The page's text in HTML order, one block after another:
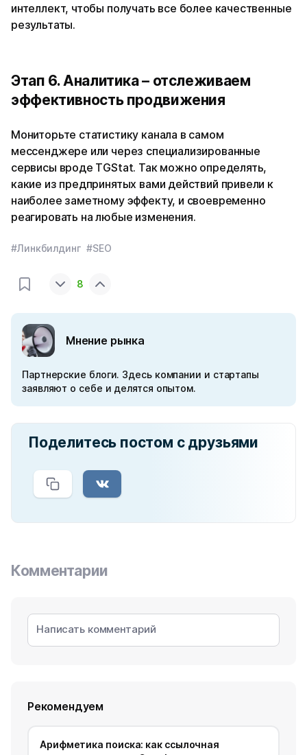
интеллект, чтобы получать все более качественные
результаты.
Этап 6. Аналитика – отслеживаем
эффективность продвижения
Мониторьте статистику канала в самом
мессенджере или через специализированные
сервисы вроде TGStat. Так можно определять,
какие из предпринятых вами действий привели к
наиболее заметному эффекту, и своевременно
реагировать на любые изменения.
#Линкбилдинг #SEO
8
Мнение рынка
Партнерские блоги. Здесь компании и стартапы
заявляют о себе и делятся опытом.
Поделитесь постом с друзьями
Комментарии
Рекомендуем
Арифметика поиска: как ссылочная